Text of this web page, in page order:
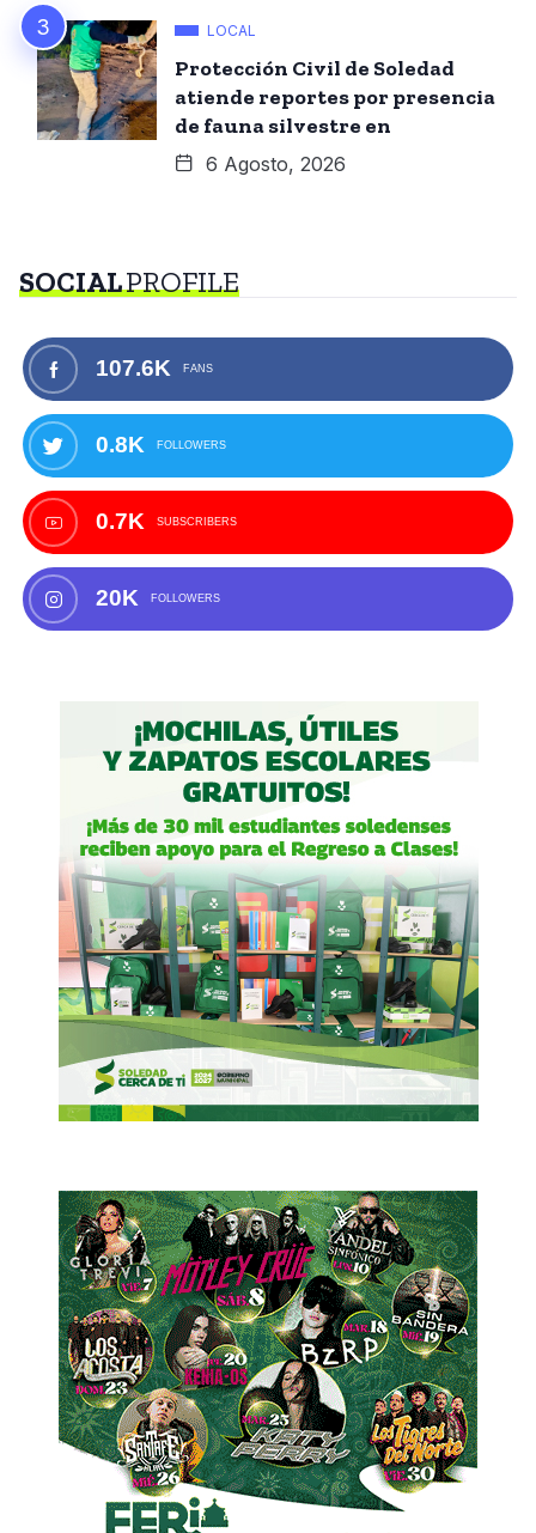
LOCAL
Protección Civil de Soledad
atiende reportes por presencia
de fauna silvestre en
6 Agosto, 2026
SOCIALPROFILE
107.6K FANS
0.8K FOLLOWERS
0.7K SUBSCRIBERS
20K FOLLOWERS